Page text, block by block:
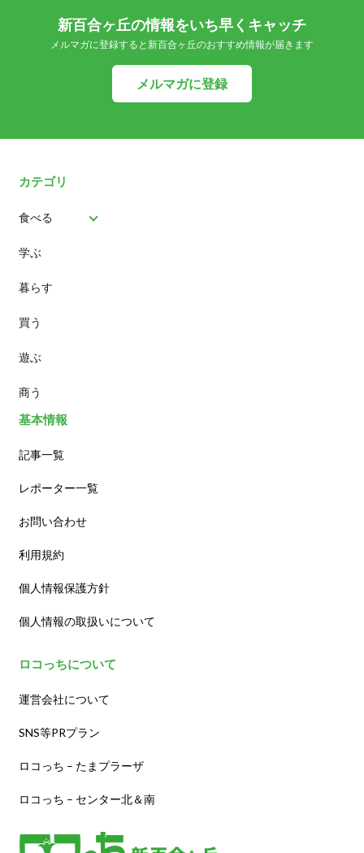
新百合ヶ丘の情報をいち早くキャッチ
メルマガに登録すると新百合ヶ丘のおすすめ情報が届きます
メルマガに登録
カテゴリ
食べる
パン
スイーツ
ランチ
カフェ
学ぶ
暮らす
買う
遊ぶ
商う
基本情報
記事一覧
レポーター一覧
お問い合わせ
利用規約
個人情報保護方針
個人情報の取扱いについて
ロコっちについて
運営会社について
SNS等PRプラン
ロコっち – たまプラーザ
ロコっち – センター北＆南